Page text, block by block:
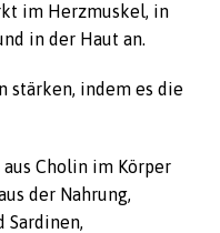
im Herzmuskel, in
in der Haut an.
stärken, indem es die
Cholin im Körper
der Nahrung,
Sardinen,